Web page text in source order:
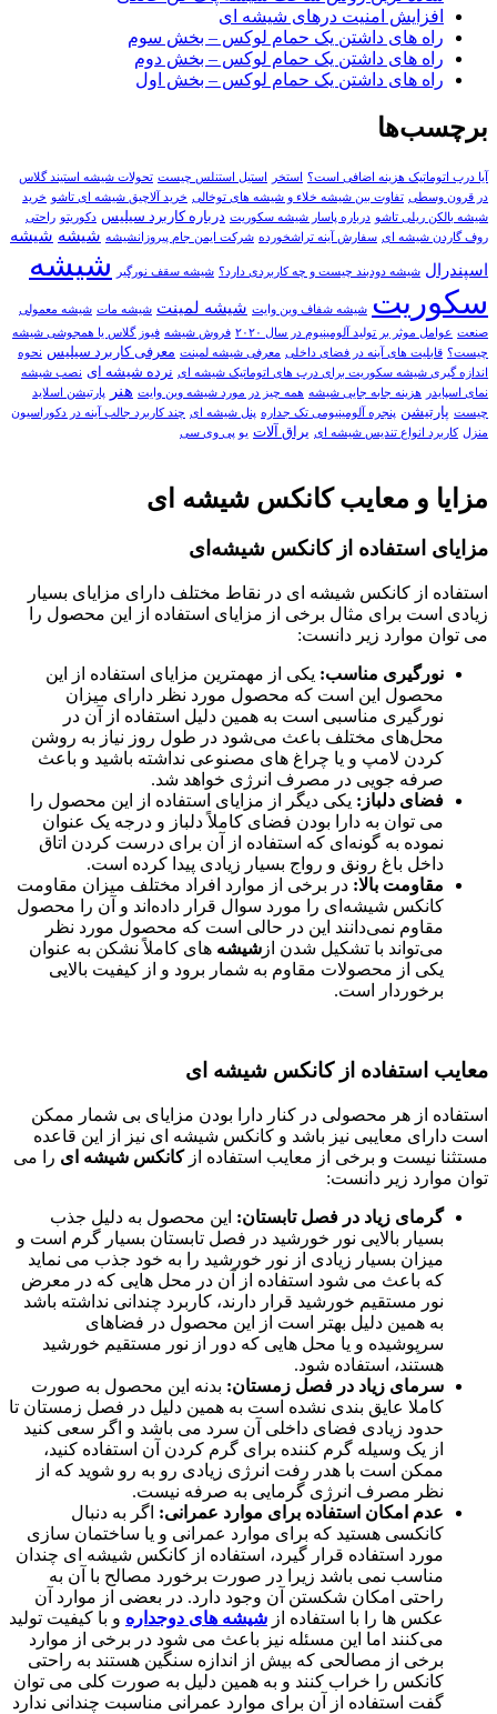
افزایش امنیت درهای شیشه ای
راه های داشتن یک حمام لوکس – بخش سوم
راه های داشتن یک حمام لوکس – بخش دوم
راه های داشتن یک حمام لوکس – بخش اول
برچسب‌ها
آیا درب اتوماتیک هزینه اضافی است؟ استخر استيل استنلس چيست تحولات شیشه استیند گلاس
در قرون وسطی تفاوت بین شیشه خلاء و شیشه های توخالی خرید آلاچیق شیشه ای تاشو خرید
شیشه بالکن ریلی تاشو درباره پاسار شيشه سکوريت درباره کاربرد سیلیس دکوریتو راحتی
روف گاردن شیشه ای سفارش آينه تراشخورده شرکت ایمن جام پیروزانشیشه شيشه شیشه
اسپندرال شیشه دودبند چیست و چه کاربردی دارد؟ شیشه سقف نورگیر
شیشه
سکوریت شیشه شفاف وین وایت شیشه لمینت شیشه مات شیشه معمولی
صنعت عوامل موثر بر تولید آلومینیوم در سال ۲۰۲۰ فروش شیشه فیوز گلاس یا همجوشی شیشه
چیست؟ قابلیت های آینه در فضای داخلی معرفی شیشه لمینت معرفی کاربرد سیلیس نحوه
اندازه گیری شیشه سکوریت برای درب های اتوماتیک شیشه ای نرده شیشه ای نصب شیشه
نمای اسپایدر
هزینه جابه جایی شیشه همه چيز در مورد شيشه وين وايت هنر
پارتيشن اسلايد
چيست پارتیشن پنجره آلومینیومی تک جداره پنل شیشه ای چند کاربرد جالب آینه در دکوراسیون
منزل کاربرد انواع تندیس شیشه ای یراق آلات یو پی وی سی
مزایا و معایب کانکس شیشه ای
مزایای استفاده از کانکس شیشه‌ای
استفاده از کانکس شیشه ای در نقاط مختلف دارای مزایای بسیار
زیادی است برای مثال برخی از مزایای استفاده از این محصول را
می توان موارد زیر دانست:
نورگیری مناسب: یکی از مهمترین مزایای استفاده از این
محصول این است که محصول مورد نظر دارای میزان
نورگیری مناسبی است به همین دلیل استفاده از آن در
محل‌های مختلف باعث می‌شود در طول روز نیاز به روشن
کردن لامپ و یا چراغ های مصنوعی نداشته باشید و باعث
صرفه جویی در مصرف انرژی خواهد شد.
فضای دلباز: یکی دیگر از مزایای استفاده از این محصول را
می توان به دارا بودن فضای کاملاً دلباز و درجه یک عنوان
نموده به گونه‌ای که استفاده از آن برای درست کردن اتاق
داخل باغ رونق و رواج بسیار زیادی پیدا کرده است.
مقاومت بالا: در برخی از موارد افراد مختلف میزان مقاومت
کانکس شیشه‌ای را مورد سوال قرار داده‌اند و آن را محصول
مقاوم نمی‌دانند این در حالی است که محصول مورد نظر
می‌تواند با تشکیل شدن از شیشه های کاملاً نشکن به عنوان
یکی از محصولات مقاوم به شمار برود و از کیفیت بالایی
برخوردار است.
معایب استفاده از کانکس شیشه ای
استفاده از هر محصولی در کنار دارا بودن مزایای بی شمار ممکن
است دارای معایبی نیز باشد و کانکس شیشه ای نیز از این قاعده
مستثنا نیست و برخی از معایب استفاده ازکانکس شیشه ای را می
توان موارد زیر دانست:
گرمای زیاد در فصل تابستان: این محصول به دلیل جذب
بسیار بالایی نور خورشید در فصل تابستان بسیار گرم است و
میزان بسیار زیادی از نور خورشید را به خود جذب می نماید
که باعث می شود استفاده از آن در محل هایی که در معرض
نور مستقیم خورشید قرار دارند، کاربرد چندانی نداشته باشد
به همین دلیل بهتر است از این محصول در فضاهای
سرپوشیده و یا محل هایی که دور از نور مستقیم خورشید
هستند، استفاده شود.
سرمای زیاد در فصل زمستان: بدنه این محصول به صورت
کاملا عایق بندی نشده است به همین دلیل در فصل زمستان تا
حدود زیادی فضای داخلی آن سرد می باشد و اگر سعی کنید
از یک وسیله گرم کننده برای گرم کردن آن استفاده کنید،
ممکن است با هدر رفت انرژی زیادی رو به رو شوید که از
نظر مصرف انرژی گرمایی به صرفه نیست.
عدم امکان استفاده برای موارد عمرانی: اگر به دنبال
کانکسی هستید که برای موارد عمرانی و یا ساختمان سازی
مورد استفاده قرار گیرد، استفاده از کانکس شیشه ای چندان
مناسب نمی باشد زیرا در صورت برخورد مصالح با آن به
راحتی امکان شکستن آن وجود دارد. در بعضی از موارد آن
عکس ها را با استفاده از شیشه های دوجداره و با کیفیت تولید
می‌کنند اما این مسئله نیز باعث می شود در برخی از موارد
برخی از مصالحی که بیش از اندازه سنگین هستند به راحتی
کانکس را خراب کنند و به همین دلیل به صورت کلی می توان
گفت استفاده از آن برای موارد عمرانی مناسبت چندانی ندارد